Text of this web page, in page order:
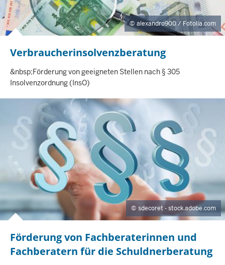
alexandro900 / Fotolia.com
I
H
A
T
Verbraucherinsolvenzberatung
&nbsp;Förderung von geeigneten Stellen nach § 305
Insolvenzordnung (InsO)
sdecoret - stock.adobe.com
I
H
Förderung von Fachberaterinnen und
Fachberatern für die Schuldnerberatung